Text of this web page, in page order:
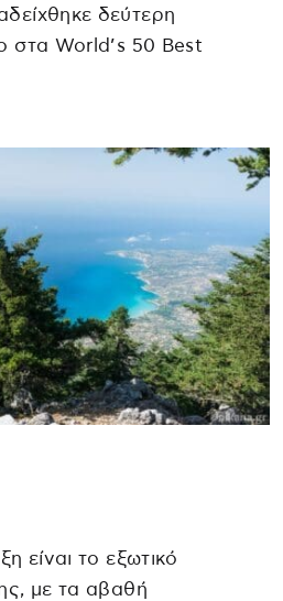
δεύτερη
στα World’s 50 Best
είναι το εξωτικό
με τα αβαθή